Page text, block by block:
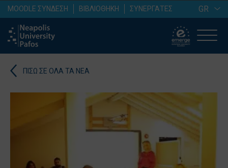
MOODLE ΣΥΝΔΕΣΗ ΒΙΒΛΙΟΘΗΚΗ ΣΥΝΕΡΓΑΤΕΣ GR
ΠΙΣΩ ΣΕ ΟΛΑ ΤΑ ΝΕΑ